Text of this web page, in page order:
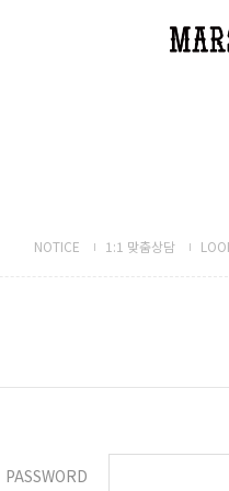
NOTICE 1:1 맞춤상담
PASSWORD